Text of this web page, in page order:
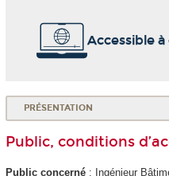
Accessible
PRÉSENTATION
Public, conditions
Public concerné: Ingénieur